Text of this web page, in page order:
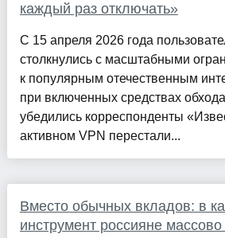
каждый раз отключать»
С 15 апреля 2026 года
столкнулись с масштабными
к популярным отечественным
при включенных средствах
убедились корреспонденты
активном VPN перестали...
Вместо обычных вкладов: в
инструмент россияне